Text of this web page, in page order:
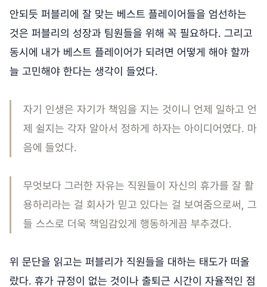
안되듯 퍼블리에 잘 맞는 베스트 플레이어들을 엄선하는
것은 퍼블리의 성장과 팀원들을 위해 꼭 필요하다. 그리고
동시에 내가 베스트 플레이어가 되려면 어떻게 해야 할까
늘 고민해야 한다는 생각이 들었다.
자기 인생은 자기가 책임을 지는 것이니 언제 일하고 언
제 쉴지는 각자 알아서 정하게 하자는 아이디어였다. 마
음에 들었다.
무엇보다 그러한 자유는 직원들이 자신의 휴가를 잘 활
용하리라는 걸 회사가 믿고 있다는 걸 보여줌으로써, 그
들 스스로 더욱 책임감있게 행동하게끔 부추겼다.
위 문단을 읽고는 퍼블리가 직원들을 대하는 태도가 떠올
랐다. 휴가 규정이 없는 것이나 출퇴근 시간이 자율적인 점